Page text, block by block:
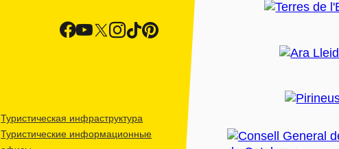
Туристическая инфраструктура
Туристические информационные